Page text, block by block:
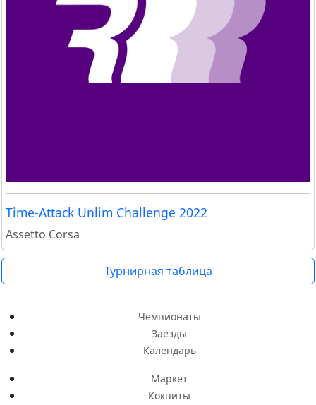
Time-Attack Unlim Challenge 2022
Assetto Corsa
Турнирная таблица
Чемпионаты
Заезды
Календарь
Маркет
Кокпиты